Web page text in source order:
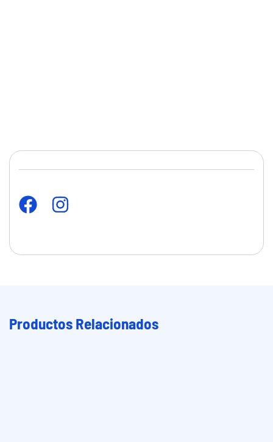
Productos Relacionados